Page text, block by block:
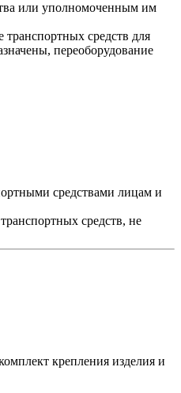
или уполномоченным им
средств для
переоборудование
средствами лицам и
средств, не
крепления изделия и